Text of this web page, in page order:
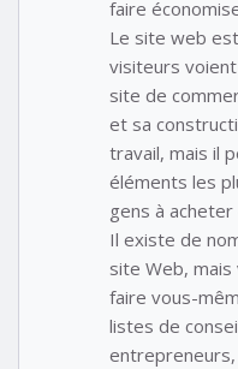
faire
Le site web
visiteurs
site de
et sa
travail, mais il
éléments les
gens à acheter
Il existe de
site Web,
faire vous-
listes de